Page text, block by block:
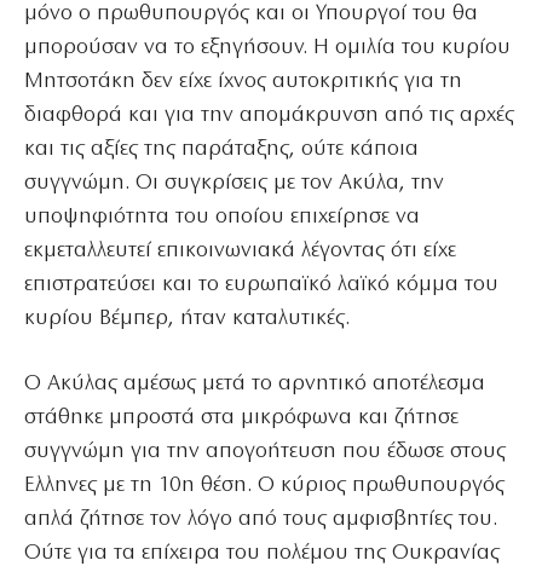
μόνο ο πρωθυπουργός και οι Υπουργοί του θα
μπορούσαν να το εξηγήσουν. Η ομιλία του κυρίου
Μητσοτάκη δεν είχε ίχνος αυτοκριτικής για τη
διαφθορά και για την απομάκρυνση από τις αρχές
και τις αξίες της παράταξης, ούτε κάποια
συγγνώμη. Οι συγκρίσεις με τον Ακύλα, την
υποψηφιότητα του οποίου επιχείρησε να
εκμεταλλευτεί επικοινωνιακά λέγοντας ότι είχε
επιστρατεύσει και το ευρωπαϊκό λαϊκό κόμμα του
κυρίου Βέμπερ, ήταν καταλυτικές.
Ο Ακύλας αμέσως μετά το αρνητικό αποτέλεσμα
στάθηκε μπροστά στα μικρόφωνα και ζήτησε
συγγνώμη για την απογοήτευση που έδωσε στους
Ελληνες με τη 10η θέση. Ο κύριος πρωθυπουργός
απλά ζήτησε τον λόγο από τους αμφισβητίες του.
Ούτε για τα επίχειρα του πολέμου της Ουκρανίας